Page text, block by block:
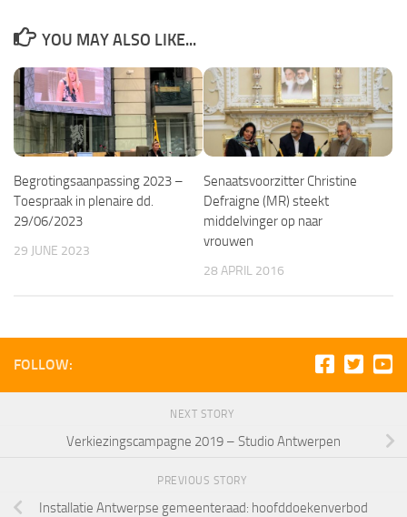
YOU MAY ALSO LIKE...
Begrotingsaanpassing 2023 –
Toespraak in plenaire dd.
29/06/2023
29 JUNE 2023
Senaatsvoorzitter Christine
Defraigne (MR) steekt
middelvinger op naar
vrouwen
28 APRIL 2016
FOLLOW:
NEXT STORY
Verkiezingscampagne 2019 – Studio Antwerpen
PREVIOUS STORY
Installatie Antwerpse gemeenteraad: hoofddoekenverbod